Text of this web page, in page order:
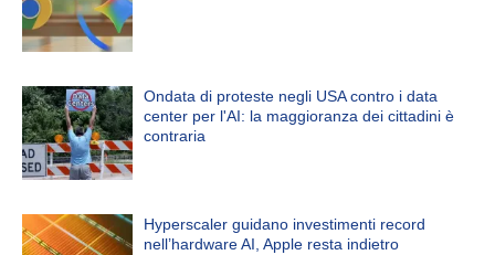
Ondata di proteste negli USA contro i data
center per l'AI: la maggioranza dei cittadini è
contraria
Hyperscaler guidano investimenti record
nell’hardware AI, Apple resta indietro